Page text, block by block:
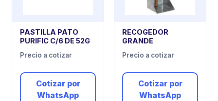
PASTILLA PATO
PURIFIC C/6 DE 52G
Precio a cotizar
Cotizar por
WhatsApp
RECOGEDOR
GRANDE
Precio a cotizar
Cotizar por
WhatsApp